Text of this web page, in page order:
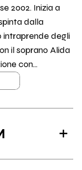
2002. Inizia a
dalla
intraprende degli
il soprano Alida
con...